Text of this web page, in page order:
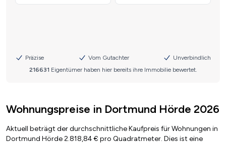
Wohnungspreise in Dortmund Hörde 2026
Aktuell beträgt der durchschnittliche Kaufpreis für Wohnungen in
Dortmund Hörde 2.818,84 € pro Quadratmeter. Dies ist eine